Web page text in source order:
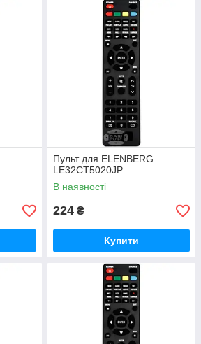
Пульт для ELENBERG
LE32CT5020JP
В наявності
224 ₴
Купити